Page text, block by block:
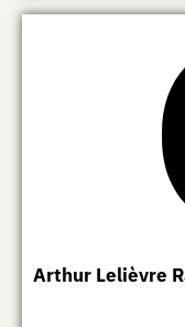
Arthur Lelièvre